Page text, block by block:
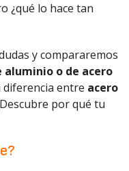
¿qué lo hace tan
y compararemos
aluminio o de acero
diferencia entre acero
por qué tu